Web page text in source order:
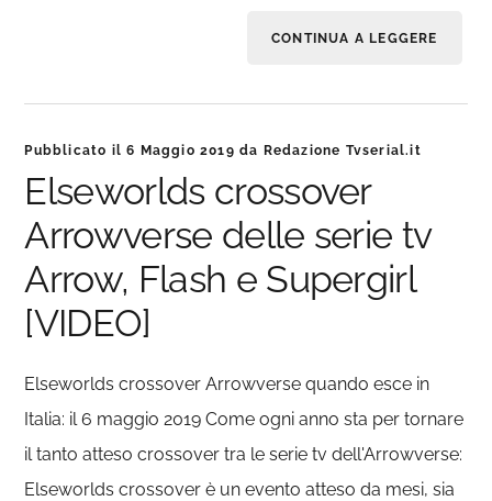
CONTINUA A LEGGERE
Pubblicato il6 Maggio 2019 da Redazione Tvserial.it
Elseworlds crossover
Arrowverse delle serie tv
Arrow, Flash e Supergirl
[VIDEO]
Elseworlds crossover Arrowverse quando esce in
Italia: il 6 maggio 2019 Come ogni anno sta per tornare
il tanto atteso crossover tra le serie tv dell'Arrowverse:
Elseworlds crossover è un evento atteso da mesi, sia